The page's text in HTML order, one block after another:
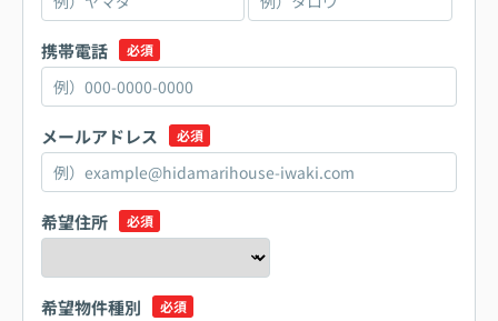
携帯電話 必須
メールアドレス 必須
希望住所 必須
希望物件種別 必須